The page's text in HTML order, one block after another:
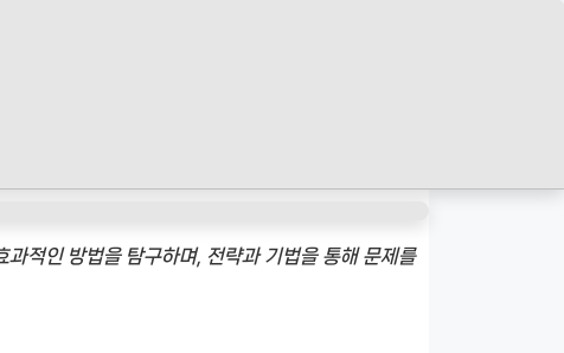
적인 방법을 탐구하며, 전략과 기법을 통해 문제를